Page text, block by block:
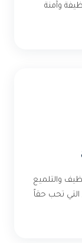
وآمنة
والتلميع
التي تحب حقاً